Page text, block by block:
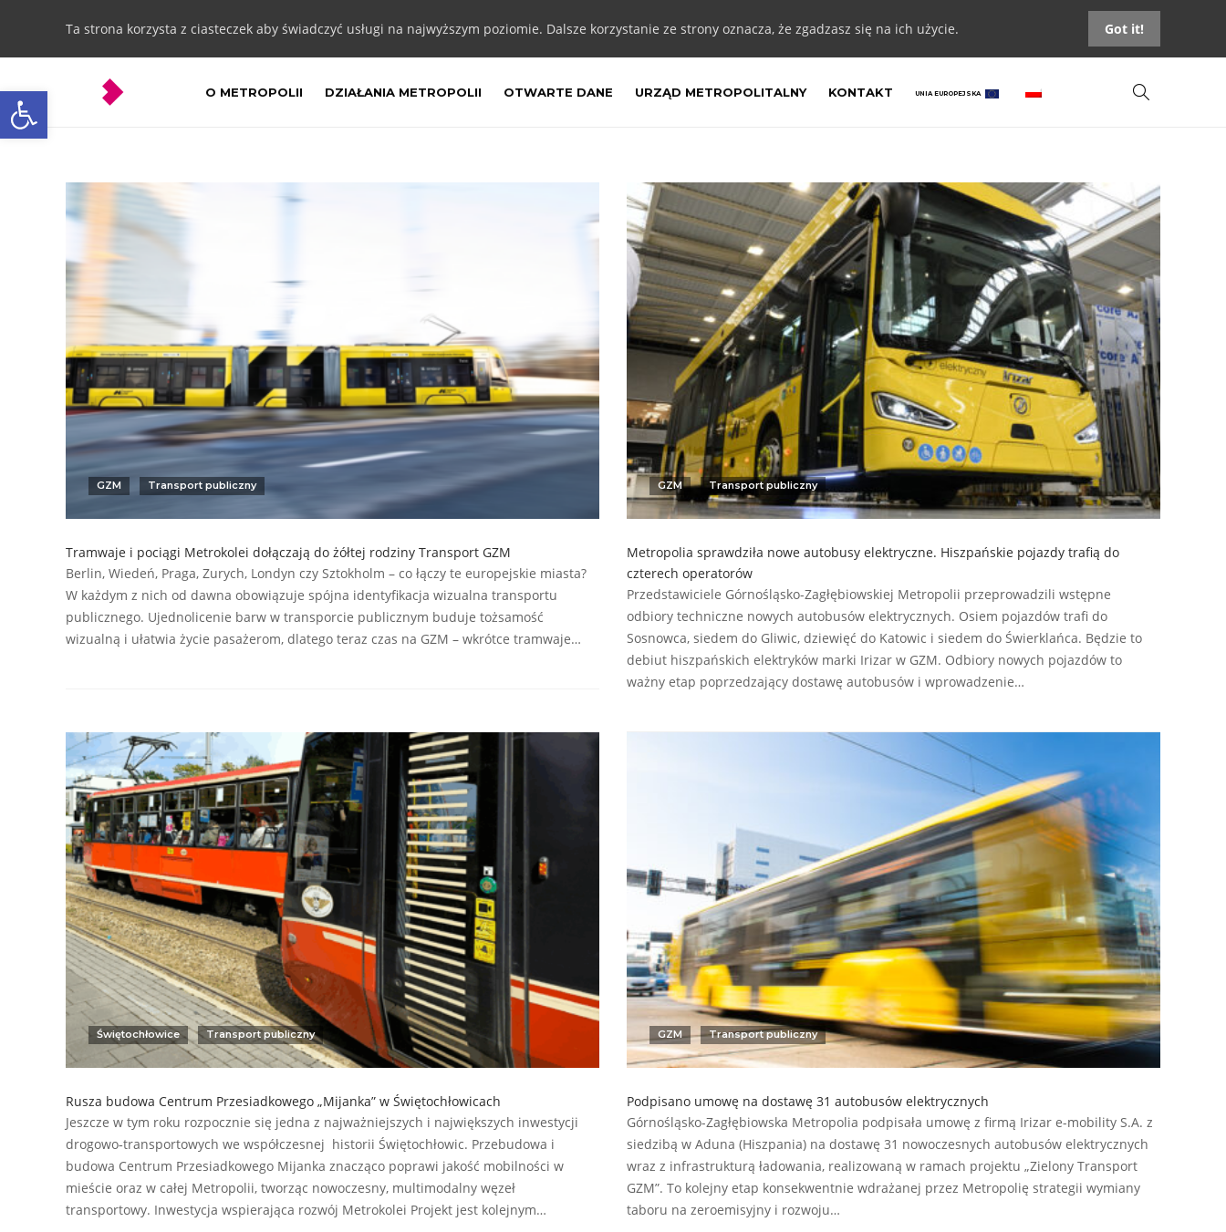
Otwórz pasek narzędzi
Ta strona korzysta z ciasteczek aby świadczyć usługi na najwyższym poziomie. Dalsze korzystanie ze strony oznacza, że zgadzasz się na ich użycie. Got it!
O METROPOLII DZIAŁANIA METROPOLII OTWARTE DANE URZĄD METROPOLITALNY KONTAKT UNIA EUROPEJSKA
GZM Transport publiczny
Tramwaje i pociągi Metrokolei dołączają do żółtej rodziny Transport GZM
Berlin, Wiedeń, Praga, Zurych, Londyn czy Sztokholm – co łączy te europejskie miasta?
W każdym z nich od dawna obowiązuje spójna identyfikacja wizualna transportu
publicznego. Ujednolicenie barw w transporcie publicznym buduje tożsamość
wizualną i ułatwia życie pasażerom, dlatego teraz czas na GZM – wkrótce tramwaje…
GZM Transport publiczny
Metropolia sprawdziła nowe autobusy elektryczne. Hiszpańskie pojazdy trafią do
czterech operatorów
Przedstawiciele Górnośląsko-Zagłębiowskiej Metropolii przeprowadzili wstępne
odbiory techniczne nowych autobusów elektrycznych. Osiem pojazdów trafi do
Sosnowca, siedem do Gliwic, dziewięć do Katowic i siedem do Świerklańca. Będzie to
debiut hiszpańskich elektryków marki Irizar w GZM. Odbiory nowych pojazdów to
ważny etap poprzedzający dostawę autobusów i wprowadzenie…
Świętochłowice Transport publiczny
Rusza budowa Centrum Przesiadkowego „Mijanka” w Świętochłowicach
Jeszcze w tym roku rozpocznie się jedna z najważniejszych i największych inwestycji
drogowo‑transportowych we współczesnej historii Świętochłowic. Przebudowa i
budowa Centrum Przesiadkowego Mijanka znacząco poprawi jakość mobilności w
mieście oraz w całej Metropolii, tworząc nowoczesny, multimodalny węzeł
transportowy. Inwestycja wspierająca rozwój Metrokolei Projekt jest kolejnym…
GZM Transport publiczny
Podpisano umowę na dostawę 31 autobusów elektrycznych
Górnośląsko-Zagłębiowska Metropolia podpisała umowę z firmą Irizar e-mobility S.A. z
siedzibą w Aduna (Hiszpania) na dostawę 31 nowoczesnych autobusów elektrycznych
wraz z infrastrukturą ładowania, realizowaną w ramach projektu „Zielony Transport
GZM”. To kolejny etap konsekwentnie wdrażanej przez Metropolię strategii wymiany
taboru na zeroemisyjny i rozwoju…